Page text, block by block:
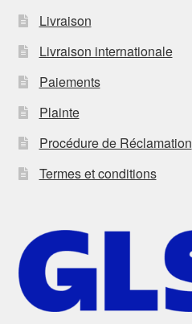
Livraison
Livraison internationale
Paiements
Plainte
Procédure de Réclamation
Termes et conditions